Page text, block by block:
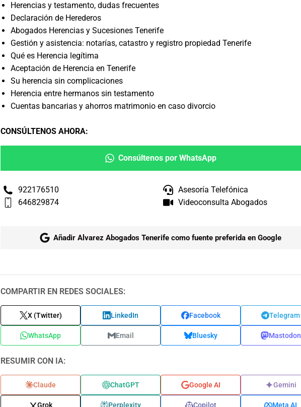
Herencias y testamento, dudas frecuentes
Declaración de Herederos
Abogados Herencias y Sucesiones Tenerife
Gestión y asistencia: notarías, catastro y registro propiedad Tenerife
Qué es Herencia legítima
Aceptación de Herencia en Tenerife
Su herencia sin complicaciones
Herencia entre hermanos sin testamento
Cuentas bancarias y ahorros matrimonio en caso divorcio
CONSÚLTENOS AHORA:
Consúltenos por WhatsApp
922176510
646829874
Asesoría Telefónica
Videoconsulta Abogados
Añadir Alvarez Abogados Tenerife como fuente preferida en Google
COMPARTIR EN REDES SOCIALES:
X (Twitter) LinkedIn Facebook Telegram
WhatsApp Email Bluesky Mastodon
RESUMIR CON IA:
Claude ChatGPT Google AI Gemini
Grok Perplexity Copilot Meta AI